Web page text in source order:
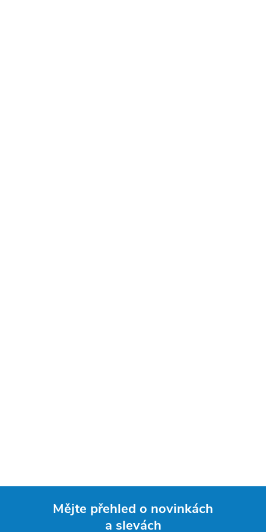
Mějte přehled o novinkách
a slevách